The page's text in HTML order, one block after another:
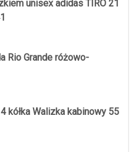
unisex adidas TIRO 21
Rio Grande różowo-
kółka Walizka kabinowy 55